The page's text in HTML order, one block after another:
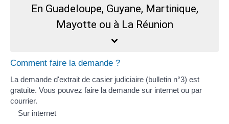
En Guadeloupe, Guyane, Martinique,
Mayotte ou à La Réunion
Comment faire la demande ?
La demande d'extrait de casier judiciaire (bulletin n°3) est
gratuite. Vous pouvez faire la demande sur internet ou par
courrier.
Sur internet